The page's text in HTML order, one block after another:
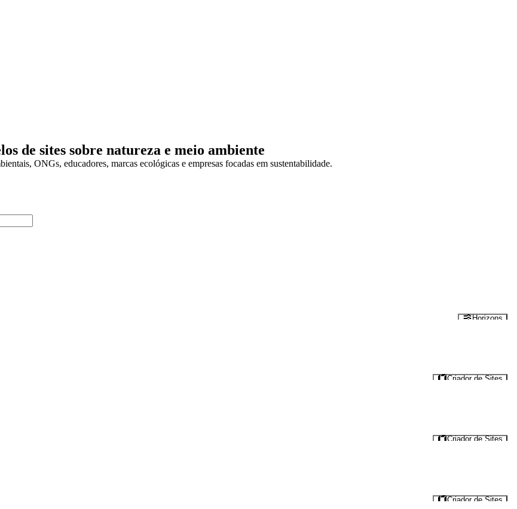
de sites sobre natureza e meio ambiente
ONGs, educadores, marcas ecológicas e empresas focadas em sustentabilidade.
Horizons
Criador de Sites
Criador de Sites
Criador de Sites